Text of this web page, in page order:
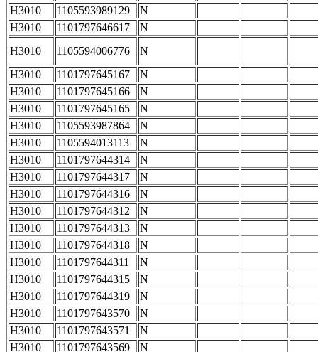
H3010
1105593989129
N
H3010
1101797646617
N
H3010
1105594006776
N
H3010
1101797645167
N
H3010
1101797645166
N
H3010
1101797645165
N
H3010
1105593987864
N
H3010
1105594013113
N
H3010
1101797644314
N
H3010
1101797644317
N
H3010
1101797644316
N
H3010
1101797644312
N
H3010
1101797644313
N
H3010
1101797644318
N
H3010
1101797644311
N
H3010
1101797644315
N
H3010
1101797644319
N
H3010
1101797643570
N
H3010
1101797643571
N
H3010
1101797643569 N